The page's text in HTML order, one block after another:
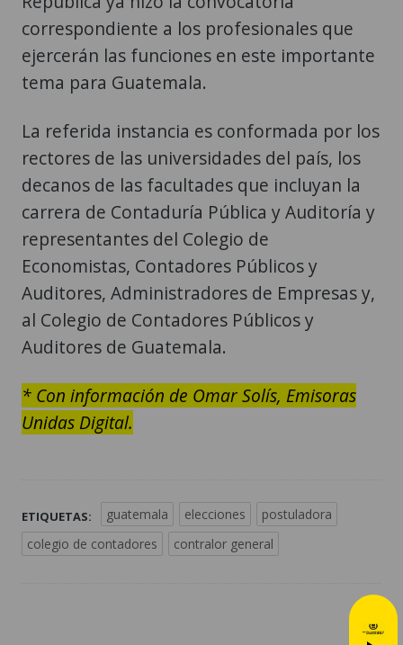
correspondiente a los profesionales que
ejercerán las funciones en este importante
tema para Guatemala.
La referida instancia es conformada por los
rectores de las universidades del país, los
decanos de las facultades que incluyan la
carrera de Contaduría Pública y Auditoría y
representantes del Colegio de
Economistas, Contadores Públicos y
Auditores, Administradores de Empresas y,
al Colegio de Contadores Públicos y
Auditores de Guatemala.
* Con información de Omar Solís, Emisoras
Unidas Digital.
ETIQUETAS: guatemala elecciones
postuladora
colegio de contadores
contralor general